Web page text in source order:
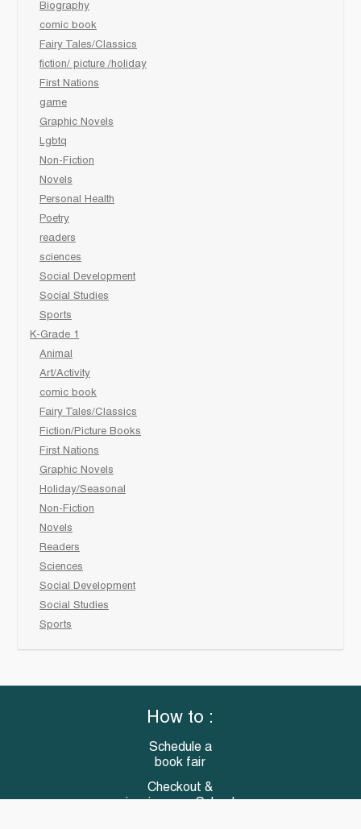
Biography
comic book
Fairy Tales/Classics
fiction/ picture /holiday
First Nations
game
Graphic Novels
Lgbtq
Non-Fiction
Novels
Personal Health
Poetry
readers
sciences
Social Development
Social Studies
Sports
K-Grade 1
Animal
Art/Activity
comic book
Fairy Tales/Classics
Fiction/Picture Books
First Nations
Graphic Novels
Holiday/Seasonal
Non-Fiction
Novels
Readers
Sciences
Social Development
Social Studies
Sports
How to :
Schedule a
book fair
Checkout &
invoice your School